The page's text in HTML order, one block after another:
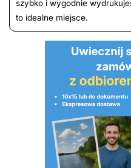
szybko i wygodnie
to idealne miejsce.